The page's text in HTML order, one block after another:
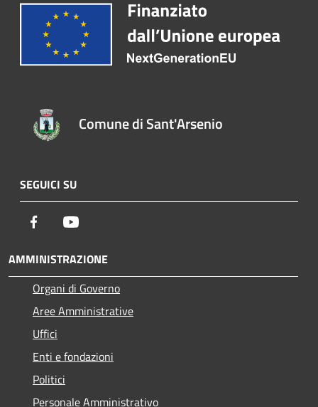
Comune di Sant'Arsenio
SEGUICI SU
Facebook
AMMINISTRAZIONE
Organi di Governo
Aree Amministrative
Uffici
Enti e fondazioni
Politici
Personale Amministrativo